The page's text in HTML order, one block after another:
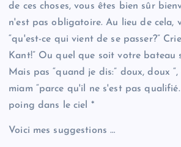
de ces choses, vous êtes bien sûr
n'est pas obligatoire. Au lieu de cela,
“qu'est-ce qui vient de se passer?”
Kant!” Ou quel que soit votre bateau
Mais pas “quand je dis:” doux, doux
miam “parce qu'il ne s'est pas qualifié.
poing dans le ciel *
Voici mes suggestions …